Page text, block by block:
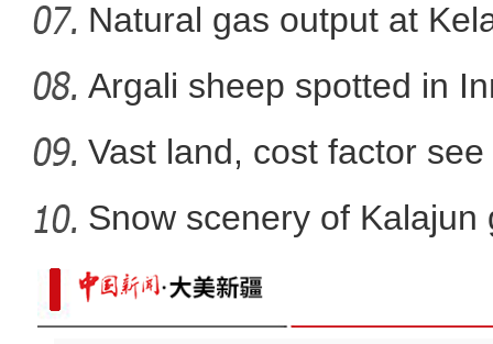
大雪时节 新疆龙驹湿地宛
Natural gas output at
Argali sheep spotted in
Vast land, cost factor
Snow scenery of Kalajun